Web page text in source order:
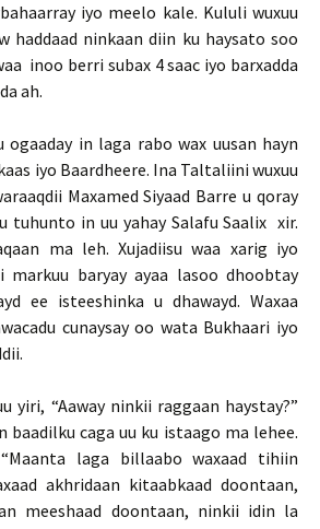
iyo meelo kale. Kululi wuxuu
haddaad ninkaan diin ku haysato soo
inoo berri subax 4 saac iyo barxadda
ah.
ogaaday in laga rabo wax uusan hayn
iyo Baardheere. Ina Taltaliini wuxuu
Maxamed Siyaad Barre u qoray
tuhunto in uu yahay Salafu Saalix xir.
ma leh. Xujadiisu waa xarig iyo
markuu baryay ayaa lasoo dhoobtay
ee isteeshinka u dhawayd. Waxaa
cunaysay oo wata Bukhaari iyo
yiri, “Aaway ninkii raggaan haystay?”
baadilku caga uu ku istaago ma lehee.
laga billaabo waxaad tihiin
akhridaan kitaabkaad doontaan,
meeshaad doontaan, ninkii idin la